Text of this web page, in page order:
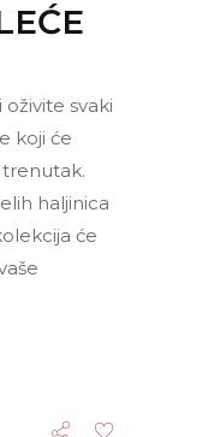
svaki
koji će
trenutak.
haljinica
će